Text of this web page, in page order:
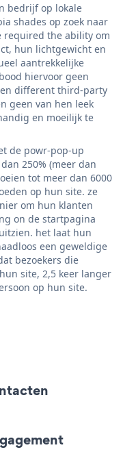
bedrijf op lokale
shades op zoek naar
required the ability om
hun lichtgewicht en
aantrekkelijke
hiervoor geen
different third-party
geen van hen leek
en moeilijk te
de powr-pop-up
250% (meer dan
tot meer dan 6000
op hun site. ze
om hun klanten
on de startpagina
het laat hun
een geweldige
bezoekers die
site, 2,5 keer langer
op hun site.